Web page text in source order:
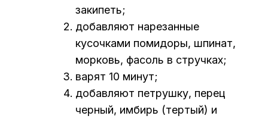
закипеть;
добавляют нарезанные
кусочками помидоры, шпинат,
морковь, фасоль в стручках;
варят 10 минут;
добавляют петрушку, перец
черный, имбирь (тертый) и